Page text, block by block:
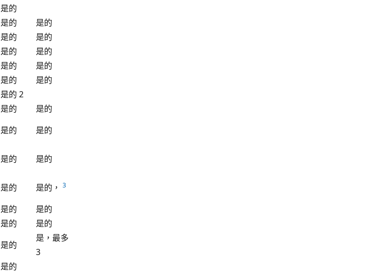
是的
是的
是的
是的
是的
是的
是的
是的
是的
是的
是的
是的 2
是的
是的
是的
是的
是的 是的
是的 是的， 3
是的
是的
是的
是的
是的
是，最多
3
是的